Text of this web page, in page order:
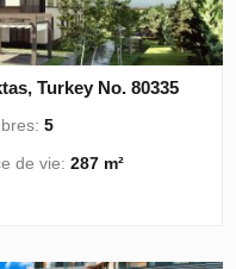
Turkey No. 80335
5
de vie:287 m²